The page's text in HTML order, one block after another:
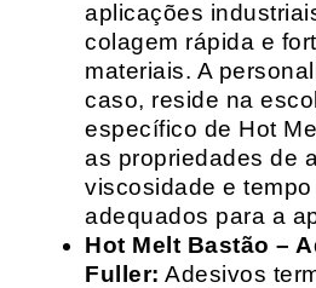
aplicações
colagem rápida e
materiais. A
caso, reside na
específico de Hot
as propriedades de
viscosidade e
adequados para a
Hot Melt Bastão –
Fuller: Adesivos